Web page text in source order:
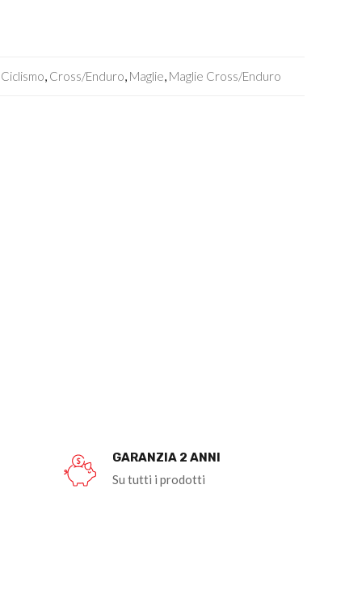
Ciclismo Cross/Enduro Maglie Maglie Cross/enduro
GARANZIA 2 ANNI
Su tutti i prodotti